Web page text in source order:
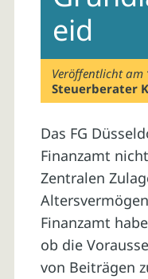
eid
Veröffentlicht am
Steuerberater
Das FG
Finanzamt
Zentralen
Finanzamt
ob die
von Beiträgen